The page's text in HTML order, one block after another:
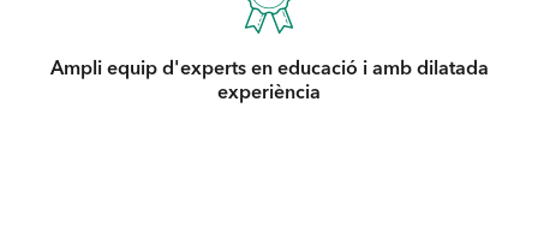
Ampli equip d'experts en educació i amb dilatada
experiència